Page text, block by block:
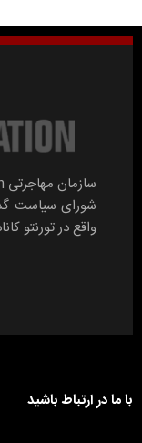
شورای سیاست
واقع در تورنتو
با ما در ارتباط باشید